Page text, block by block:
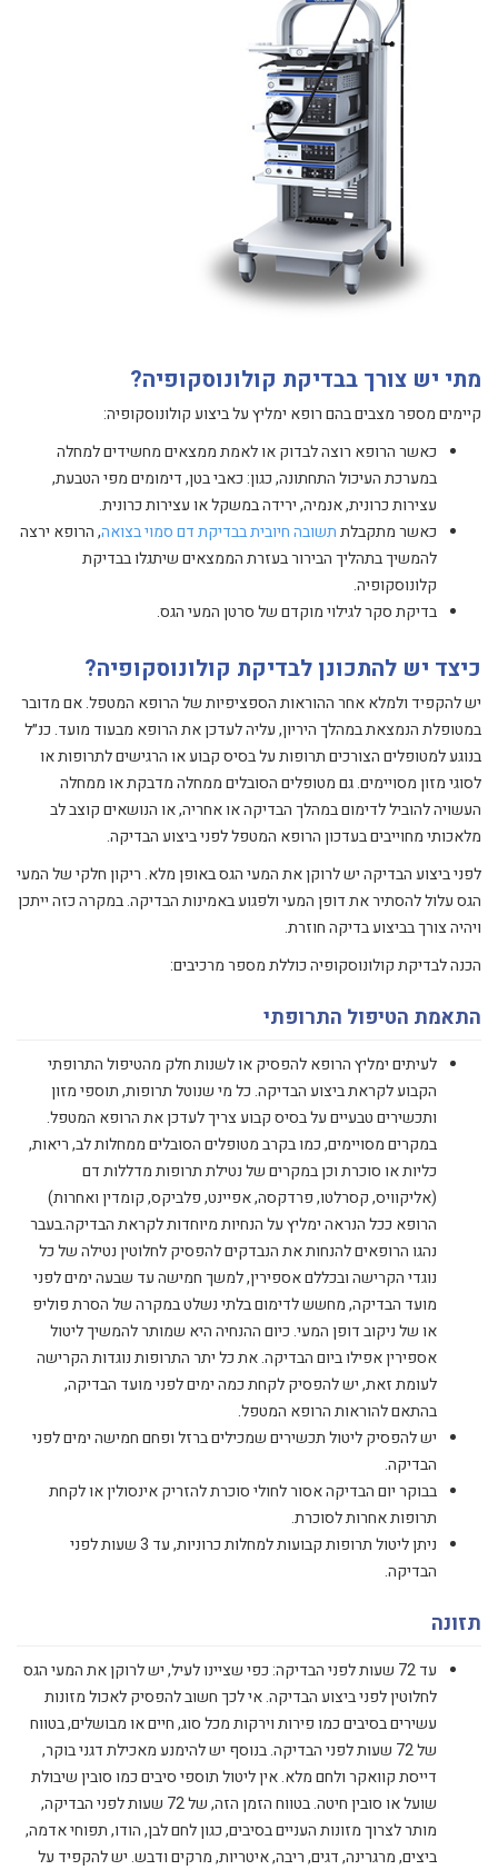
מתי יש צורך בבדיקת קולונוסקופיה?
קיימים מספר מצבים בהם רופא ימליץ על ביצוע קולונוסקופיה:
כאשר הרופא רוצה לבדוק או לאמת ממצאים מחשידים למחלה
במערכת העיכול התחתונה, כגון: כאבי בטן, דימומים מפי הטבעת,
עצירות כרונית, אנמיה, ירידה במשקל או עצירות כרונית.
כאשר מתקבלתתשובה חיובית בבדיקת דם סמוי בצואה, הרופא ירצה
להמשיך בתהליך הבירור בעזרת הממצאים שיתגלו בבדיקת
קלונוסקופיה.
בדיקת סקר לגילוי מוקדם של סרטן המעי הגס.
כיצד יש להתכונן לבדיקת קולונוסקופיה?
יש להקפיד ולמלא אחר ההוראות הספציפיות של הרופא המטפל. אם מדובר
במטופלת הנמצאת במהלך היריון, עליה לעדכן את הרופא מבעוד מועד. כנ״ל
בנוגע למטופלים הצורכים תרופות על בסיס קבוע או הרגישים לתרופות או
לסוגי מזון מסויימים. גם מטופלים הסובלים ממחלה מדבקת או ממחלה
העשויה להוביל לדימום במהלך הבדיקה או אחריה, או הנושאים קוצב לב
מלאכותי מחוייבים בעדכון הרופא המטפל לפני ביצוע הבדיקה.
לפני ביצוע הבדיקה יש לרוקן את המעי הגס באופן מלא. ריקון חלקי של המעי
הגס עלול להסתיר את דופן המעי ולפגוע באמינות הבדיקה. במקרה כזה ייתכן
ויהיה צורך בביצוע בדיקה חוזרת.
הכנה לבדיקת קולונוסקופיה כוללת מספר מרכיבים:
התאמת הטיפול התרופתי
לעיתים ימליץ הרופא להפסיק או לשנות חלק מהטיפול התרופתי
הקבוע לקראת ביצוע הבדיקה. כל מי שנוטל תרופות, תוספי מזון
ותכשירים טבעיים על בסיס קבוע צריך לעדכן את הרופא המטפל.
במקרים מסויימים, כמו בקרב מטופלים הסובלים ממחלות לב, ריאות,
כליות או סוכרת וכן במקרים של נטילת תרופות מדללות דם
(אליקוויס, קסרלטו, פרדקסה, אפיינט, פלביקס, קומדין ואחרות)
הרופא ככל הנראה ימליץ על הנחיות מיוחדות לקראת הבדיקה.בעבר
נהגו הרופאים להנחות את הנבדקים להפסיק לחלוטין נטילה של כל
נוגדי הקרישה ובכללם אספירין, למשך חמישה עד שבעה ימים לפני
מועד הבדיקה, מחשש לדימום בלתי נשלט במקרה של הסרת פוליפ
או של ניקוב דופן המעי. כיום ההנחיה היא שמותר להמשיך ליטול
אספירין אפילו ביום הבדיקה. את כל יתר התרופות נוגדות הקרישה
לעומת זאת, יש להפסיק לקחת כמה ימים לפני מועד הבדיקה,
בהתאם להוראות הרופא המטפל.
יש להפסיק ליטול תכשירים שמכילים ברזל ופחם חמישה ימים לפני
הבדיקה.
בבוקר יום הבדיקה אסור לחולי סוכרת להזריק אינסולין או לקחת
תרופות אחרות לסוכרת.
ניתן ליטול תרופות קבועות למחלות כרוניות, עד 3 שעות לפני
הבדיקה.
תזונה
עד 72 שעות לפני הבדיקה: כפי שציינו לעיל, יש לרוקן את המעי הגס
לחלוטין לפני ביצוע הבדיקה. אי לכך חשוב להפסיק לאכול מזונות
עשירים בסיבים כמו פירות וירקות מכל סוג, חיים או מבושלים, בטווח
של 72 שעות לפני הבדיקה. בנוסף יש להימנע מאכילת דגני בוקר,
דייסת קוואקר ולחם מלא. אין ליטול תוספי סיבים כמו סובין שיבולת
שועל או סובין חיטה. בטווח הזמן הזה, של 72 שעות לפני הבדיקה,
מותר לצרוך מזונות העניים בסיבים, כגון לחם לבן, הודו, תפוחי אדמה,
ביצים, מרגרינה, דגים, ריבה, איטריות, מרקים ודבש. יש להקפיד על